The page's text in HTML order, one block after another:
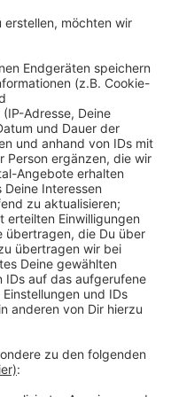
zwei weitere
einer Kolonne
lang. Sie
Die
die Abfahrt noch
bleibt.